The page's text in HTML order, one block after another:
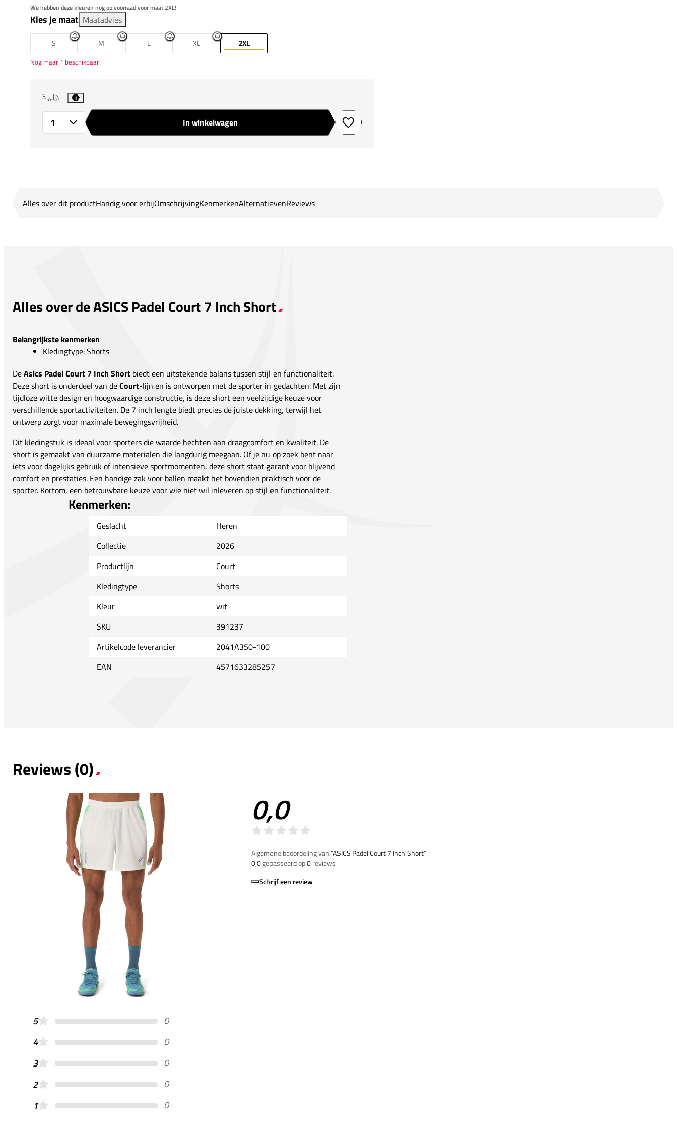
We hebben deze kleuren nog op voorraad voor maat 2XL!
Kies je maat Maatadvies
S M L XL 2XL
Nog maar 1 beschikbaar!
i
In winkelwagen Toevoegen aan verlanglijstje
Alles over dit productHandig voor erbijOmschrijvingKenmerkenAlternatievenReviews
Alles over de ASICS Padel Court 7 Inch Short
Belangrijkste kenmerken
Kledingtype: Shorts
DeAsics Padel Court 7 Inch Short biedt een uitstekende balans tussen stijl en functionaliteit.
Deze short is onderdeel van deCourt-lijn en is ontworpen met de sporter in gedachten. Met zijn
tijdloze witte design en hoogwaardige constructie, is deze short een veelzijdige keuze voor
verschillende sportactiviteiten. De 7 inch lengte biedt precies de juiste dekking, terwijl het
ontwerp zorgt voor maximale bewegingsvrijheid.
Dit kledingstuk is ideaal voor sporters die waarde hechten aan draagcomfort en kwaliteit. De
short is gemaakt van duurzame materialen die langdurig meegaan. Of je nu op zoek bent naar
iets voor dagelijks gebruik of intensieve sportmomenten, deze short staat garant voor blijvend
comfort en prestaties. Een handige zak voor ballen maakt het bovendien praktisch voor de
sporter. Kortom, een betrouwbare keuze voor wie niet wil inleveren op stijl en functionaliteit.
Kenmerken:
Geslacht
Heren
Collectie
2026
Productlijn
Court
Kledingtype
Shorts
Kleur
wit
SKU
391237
Artikelcode leverancier
2041A350-100
EAN
4571633285257
Reviews (0)
0,0
Algemene beoordeling van”ASICS Padel Court 7 Inch Short“
0,0gebasseerd op0reviews
Schrijf een review
5
0
4
0
3
0
2
0
1
0